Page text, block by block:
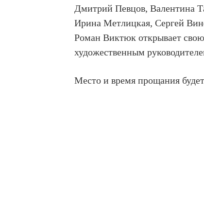
Дмитрий Певцов, Валентина
Ирина Метлицкая, Сергей
Роман Виктюк открывает
художественным
Место и время прощания